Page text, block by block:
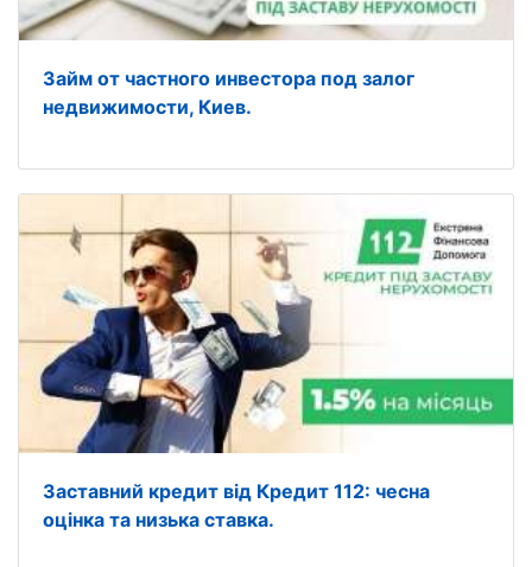
Займ от частного инвестора под залог
недвижимости, Киев.
Заставний кредит від Кредит 112: чесна
оцінка та низька ставка.